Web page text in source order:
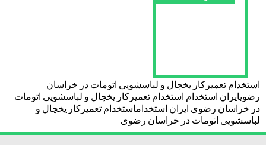
استخدام تعمیرکار یخچال و لباسشویی اتومات در خراسان
رضویایران استخدام استخدام تعمیرکار یخچال و لباسشویی اتومات
در خراسان رضوی ایران استخداماستخدام تعمیرکار یخچال و
لباسشویی اتومات در خراسان رضوی